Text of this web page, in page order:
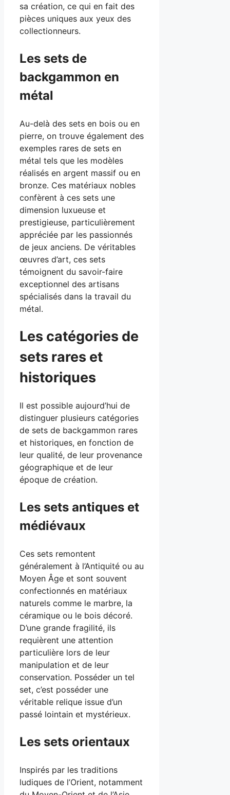
sa création, ce qui en fait des
pièces uniques aux yeux des
collectionneurs.
Les sets de
backgammon en
métal
Au-delà des sets en bois ou en
pierre, on trouve également des
exemples rares de sets en
métal tels que les modèles
réalisés en argent massif ou en
bronze. Ces matériaux nobles
confèrent à ces sets une
dimension luxueuse et
prestigieuse, particulièrement
appréciée par les passionnés
de jeux anciens. De véritables
œuvres d’art, ces sets
témoignent du savoir-faire
exceptionnel des artisans
spécialisés dans la travail du
métal.
Les catégories de
sets rares et
historiques
Il est possible aujourd’hui de
distinguer plusieurs catégories
de sets de backgammon rares
et historiques, en fonction de
leur qualité, de leur provenance
géographique et de leur
époque de création.
Les sets antiques et
médiévaux
Ces sets remontent
généralement à l’Antiquité ou au
Moyen Âge et sont souvent
confectionnés en matériaux
naturels comme le marbre, la
céramique ou le bois décoré.
D’une grande fragilité, ils
requièrent une attention
particulière lors de leur
manipulation et de leur
conservation. Posséder un tel
set, c’est posséder une
véritable relique issue d’un
passé lointain et mystérieux.
Les sets orientaux
Inspirés par les traditions
ludiques de l’Orient, notamment